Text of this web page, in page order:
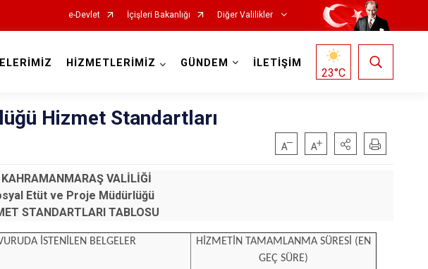
e-Devlet İçişleri Bakanlığı Diğer Valilikler
HİZMETLERİMİZ GÜNDEM İLETİŞİM
23°C
Hizmet Standartları
VALİLİĞİ
Etüt ve Proje Müdürlüğü
STANDARTLARI TABLOSU
İSTENİLEN BELGELER
HİZMETİN TAMAMLANMA SÜRESİ (EN
GEÇ SÜRE)